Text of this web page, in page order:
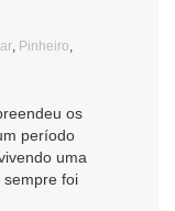
Pinheiro
os
período
uma
sempre foi